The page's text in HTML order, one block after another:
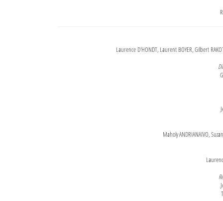
Laurence D'HONDT, Laurent BOYER, Gilbert
Maholy ANDRIANAIVO,